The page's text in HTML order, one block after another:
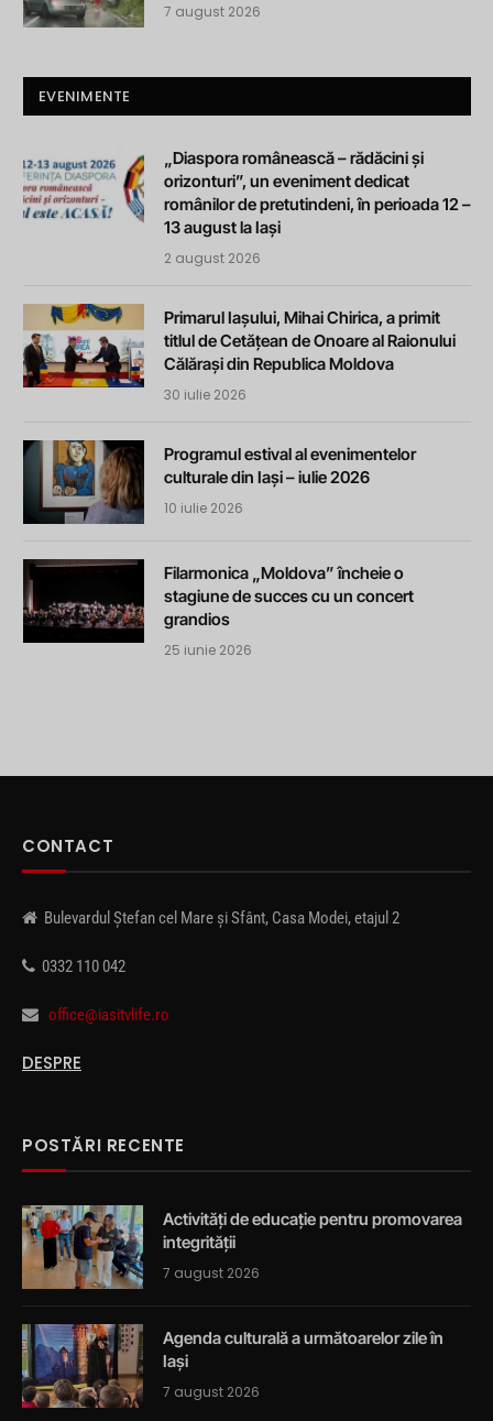
7 august 2026
EVENIMENTE
„Diaspora românească – rădăcini și
orizonturi”, un eveniment dedicat
românilor de pretutindeni, în perioada 12 –
13 august la Iași
2 august 2026
Primarul Iașului, Mihai Chirica, a primit
titlul de Cetățean de Onoare al Raionului
Călărași din Republica Moldova
30 iulie 2026
Programul estival al evenimentelor
culturale din Iași – iulie 2026
10 iulie 2026
Filarmonica „Moldova” încheie o
stagiune de succes cu un concert
grandios
25 iunie 2026
CONTACT
Bulevardul Ștefan cel Mare și Sfânt, Casa Modei, etajul 2
0332 110 042
office@iasitvlife.ro
DESPRE
POSTĂRI RECENTE
Activități de educație pentru promovarea
integrității
7 august 2026
Agenda culturală a următoarelor zile în
Iași
7 august 2026